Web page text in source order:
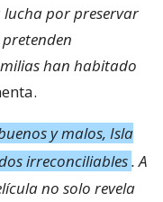
por preservar
han habitado
y malos, Isla
irreconciliables. A
no solo revela